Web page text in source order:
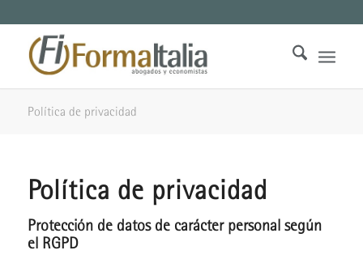
Política de privacidad
Política de privacidad
Protección de datos de carácter personal según
el RGPD